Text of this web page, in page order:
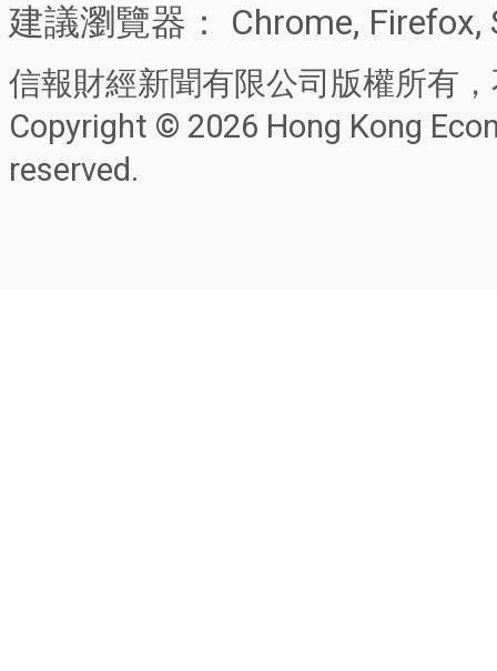
建議瀏覽器： Chrome, Firefox,
信報財經新聞有限公司版權所有
Copyright © 2026 Hong Kong
reserved.